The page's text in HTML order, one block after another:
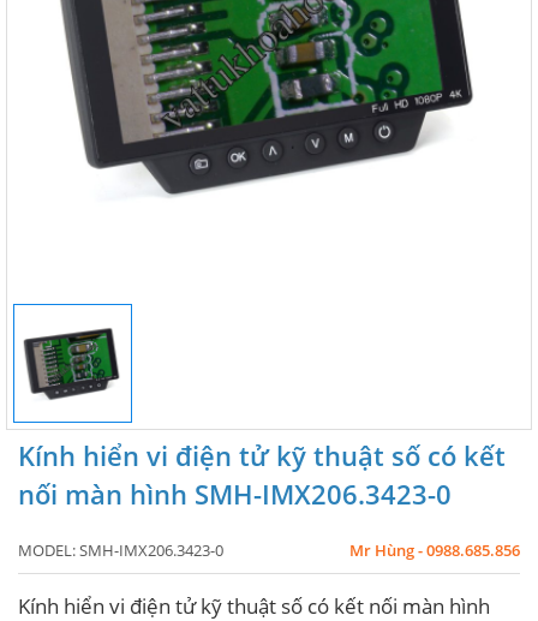
Kính hiển vi điện tử kỹ thuật số có kết
nối màn hình SMH-IMX206.3423-0
MODEL:SMH-IMX206.3423-0 Mr Hùng - 0988.685.856
Kính hiển vi điện tử kỹ thuật số có kết nối màn hình